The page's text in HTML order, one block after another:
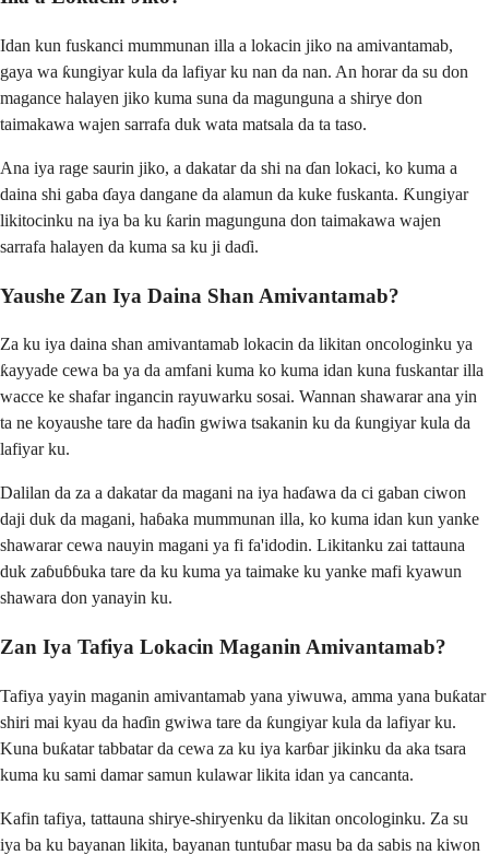
Idan kun fuskanci mummunan illa a lokacin jiko na amivantamab,
gaya wa ƙungiyar kula da lafiyar ku nan da nan. An horar da su don
magance halayen jiko kuma suna da magunguna a shirye don
taimakawa wajen sarrafa duk wata matsala da ta taso.
Ana iya rage saurin jiko, a dakatar da shi na ɗan lokaci, ko kuma a
daina shi gaba ɗaya dangane da alamun da kuke fuskanta. Ƙungiyar
likitocinku na iya ba ku ƙarin magunguna don taimakawa wajen
sarrafa halayen da kuma sa ku ji daɗi.
Yaushe Zan Iya Daina Shan Amivantamab?
Za ku iya daina shan amivantamab lokacin da likitan oncologinku ya
ƙayyade cewa ba ya da amfani kuma ko kuma idan kuna fuskantar illa
wacce ke shafar ingancin rayuwarku sosai. Wannan shawarar ana yin
ta ne koyaushe tare da haɗin gwiwa tsakanin ku da ƙungiyar kula da
lafiyar ku.
Dalilan da za a dakatar da magani na iya haɗawa da ci gaban ciwon
daji duk da magani, haɓaka mummunan illa, ko kuma idan kun yanke
shawarar cewa nauyin magani ya fi fa'idodin. Likitanku zai tattauna
duk zaɓuɓɓuka tare da ku kuma ya taimake ku yanke mafi kyawun
shawara don yanayin ku.
Zan Iya Tafiya Lokacin Maganin Amivantamab?
Tafiya yayin maganin amivantamab yana yiwuwa, amma yana buƙatar
shiri mai kyau da haɗin gwiwa tare da ƙungiyar kula da lafiyar ku.
Kuna buƙatar tabbatar da cewa za ku iya karɓar jikinku da aka tsara
kuma ku sami damar samun kulawar likita idan ya cancanta.
Kafin tafiya, tattauna shirye-shiryenku da likitan oncologinku. Za su
iya ba ku bayanan likita, bayanan tuntuɓar masu ba da sabis na kiwon